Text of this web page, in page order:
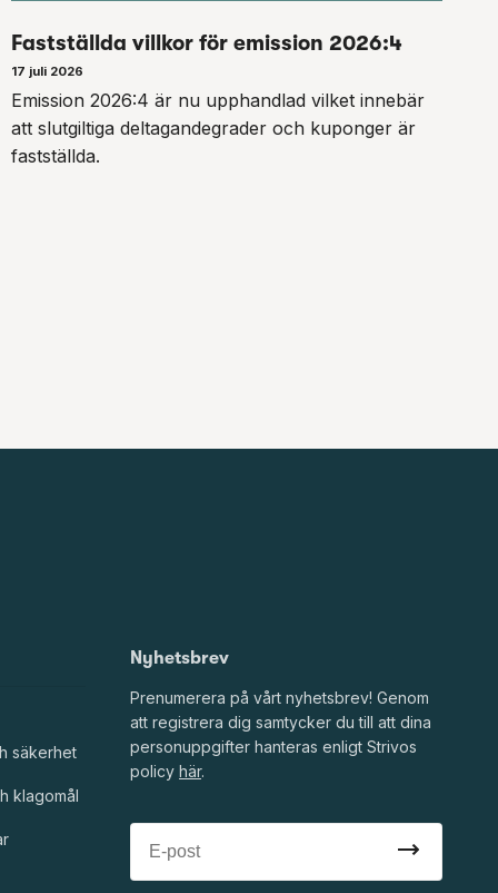
Fastställda villkor för emission 2026:4
17 juli 2026
Emission 2026:4 är nu upphandlad vilket innebär
att slutgiltiga deltagandegrader och kuponger är
fastställda.
säkerhet
klagomål
Nyhetsbrev
Prenumerera på vårt nyhetsbrev! Genom
att registrera dig samtycker du till att dina
personuppgifter hanteras enligt Strivos
policy här.